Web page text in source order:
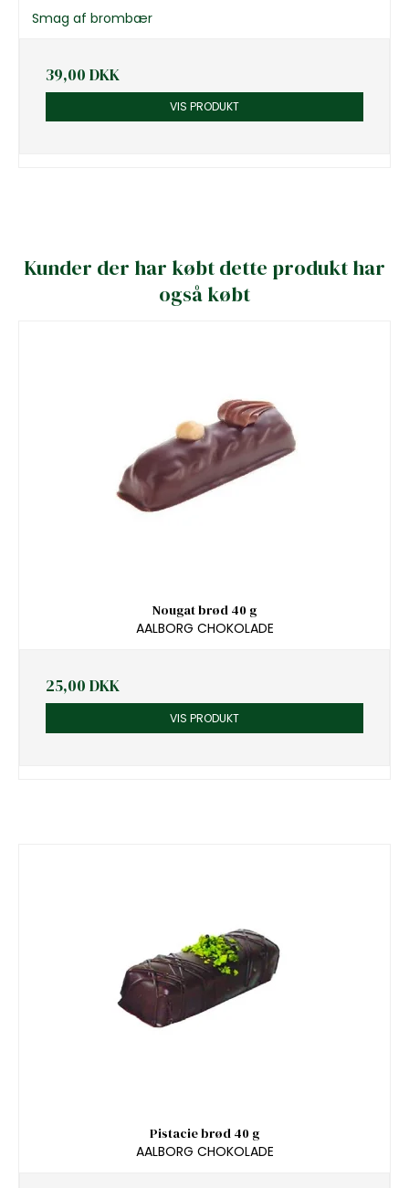
Smag af brombær
39,00 DKK
VIS PRODUKT
Kunder der har købt dette produkt har
også købt
Nougat brød 40 g
AALBORG CHOKOLADE
25,00 DKK
VIS PRODUKT
Pistacie brød 40 g
AALBORG CHOKOLADE